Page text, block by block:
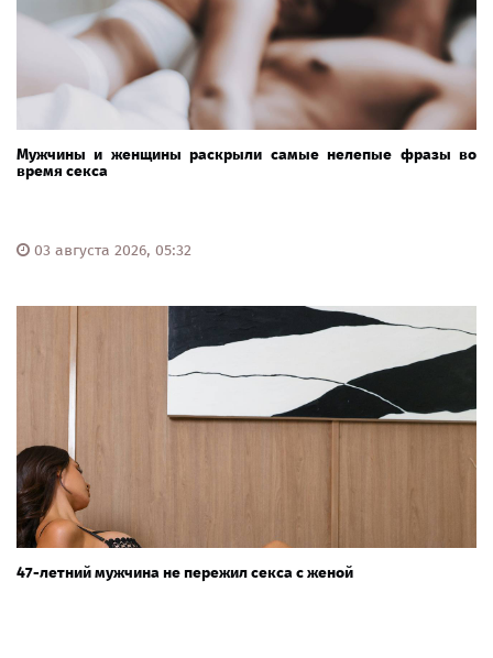
Мужчины и женщины раскрыли самые нелепые фразы во
время секса
03 августа 2026, 05:32
47-летний мужчина не пережил секса с женой